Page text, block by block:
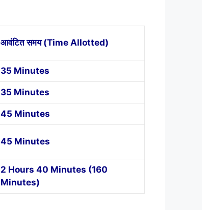
आवंटित समय (Time Allotted)
35 Minutes
35 Minutes
45 Minutes
45 Minutes
2 Hours 40 Minutes (160
Minutes)